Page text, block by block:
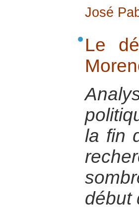
José
Le
la fin
début